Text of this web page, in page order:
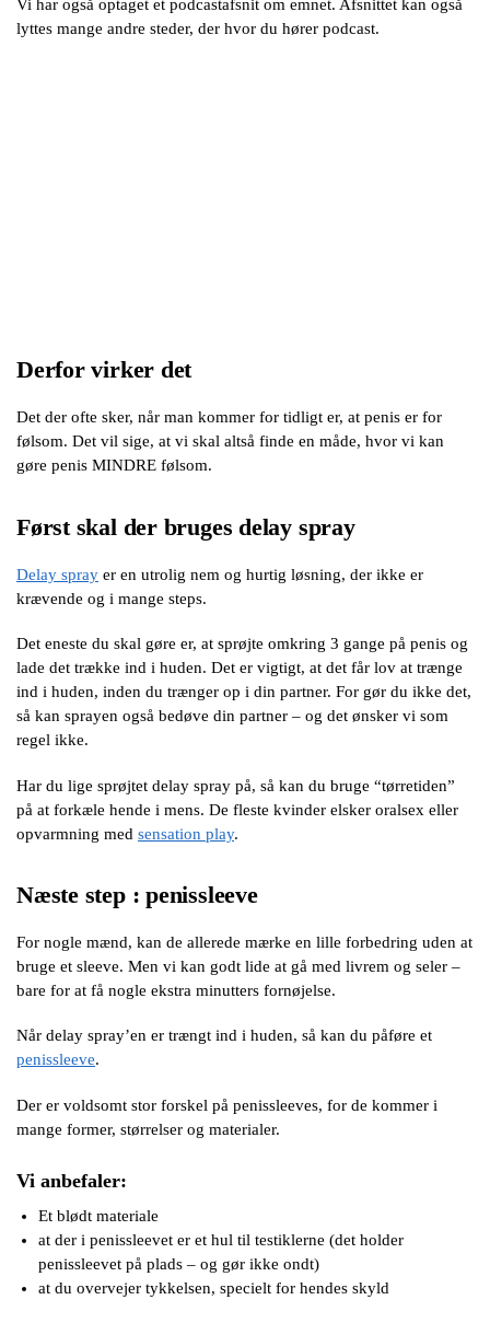
Vi har også optaget et podcastafsnit om emnet. Afsnittet kan også
lyttes mange andre steder, der hvor du hører podcast.
Derfor virker det
Det der ofte sker, når man kommer for tidligt er, at penis er for
følsom. Det vil sige, at vi skal altså finde en måde, hvor vi kan
gøre penis MINDRE følsom.
Først skal der bruges delay spray
Delay spray er en utrolig nem og hurtig løsning, der ikke er
krævende og i mange steps.
Det eneste du skal gøre er, at sprøjte omkring 3 gange på penis og
lade det trække ind i huden. Det er vigtigt, at det får lov at trænge
ind i huden, inden du trænger op i din partner. For gør du ikke det,
så kan sprayen også bedøve din partner – og det ønsker vi som
regel ikke.
Har du lige sprøjtet delay spray på, så kan du bruge “tørretiden”
på at forkæle hende i mens. De fleste kvinder elsker oralsex eller
opvarmning med sensation play.
Næste step : penissleeve
For nogle mænd, kan de allerede mærke en lille forbedring uden at
bruge et sleeve. Men vi kan godt lide at gå med livrem og seler –
bare for at få nogle ekstra minutters fornøjelse.
Når delay spray’en er trængt ind i huden, så kan du påføre et
penissleeve.
Der er voldsomt stor forskel på penissleeves, for de kommer i
mange former, størrelser og materialer.
Vi anbefaler:
Et blødt materiale
at der i penissleevet er et hul til testiklerne (det holder
penissleevet på plads – og gør ikke ondt)
at du overvejer tykkelsen, specielt for hendes skyld